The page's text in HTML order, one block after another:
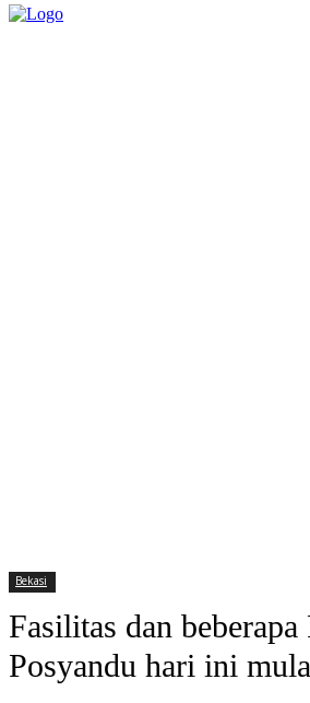
Bekasi
Fasilitas dan beberapa
Posyandu hari ini